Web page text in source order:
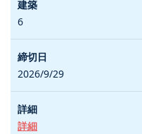
6
2026/9/29
詳細